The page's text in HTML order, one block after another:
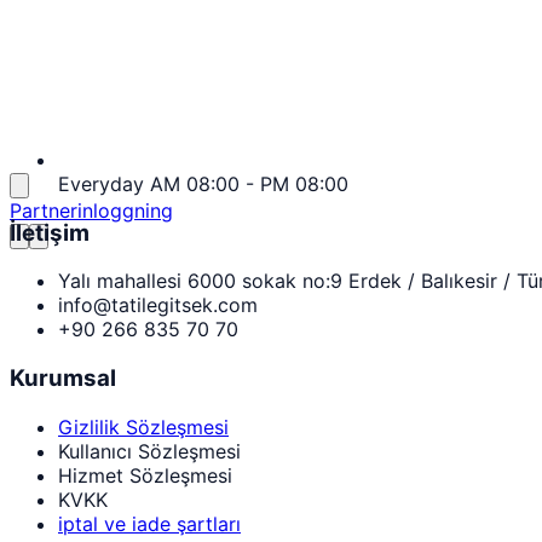
Partnerinloggning
Everyday AM 08:00 - PM 08:00
İletişim
Yalı mahallesi 6000 sokak no:9 Erdek / Balıkesir /
info@tatilegitsek.com
+90 266 835 70 70
Kurumsal
Gizlilik Sözleşmesi
Kullanıcı Sözleşmesi
Hizmet Sözleşmesi
KVKK
iptal ve iade şartları